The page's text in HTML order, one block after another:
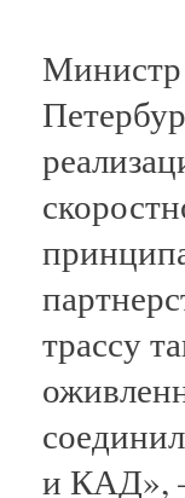
Министр
трассу
и КАД»,